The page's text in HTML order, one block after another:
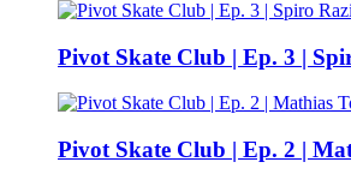
Pivot Skate Club | Ep. 3 |
Pivot Skate Club | Ep. 2 |